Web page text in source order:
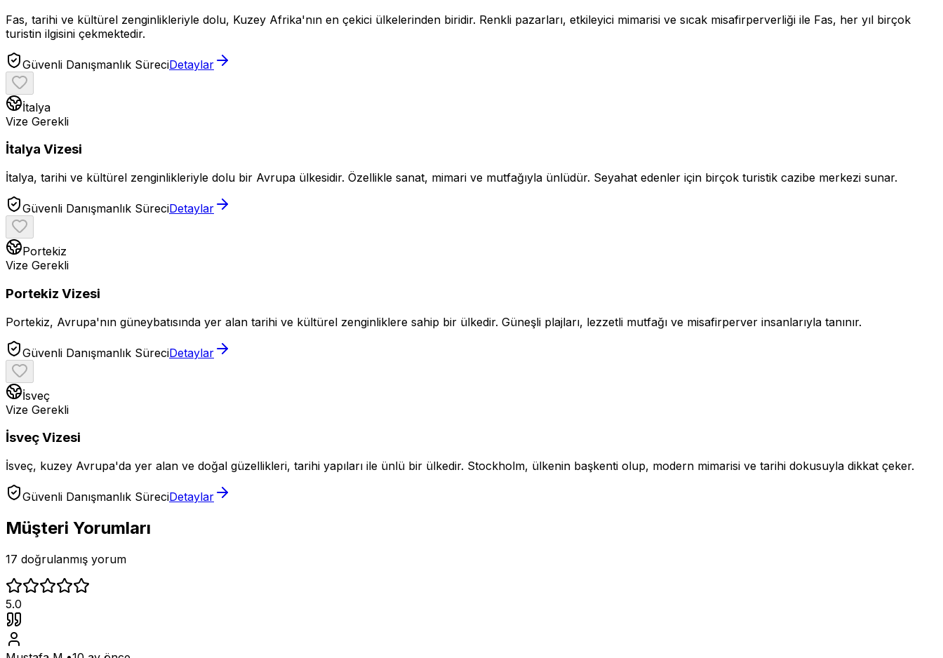
Fas, tarihi ve kültürel zenginlikleriyle dolu, Kuzey Afrika'nın en çekici ülkelerinden biridir. Renkli pazarları, etkileyici mimarisi ve sıcak misafirperverliği ile Fas, her yıl birçok
turistin ilgisini çekmektedir.
Güvenli Danışmanlık SüreciDetaylar
İtalya
Vize Gerekli
İtalya Vizesi
İtalya, tarihi ve kültürel zenginlikleriyle dolu bir Avrupa ülkesidir. Özellikle sanat, mimari ve mutfağıyla ünlüdür. Seyahat edenler için birçok turistik cazibe merkezi sunar.
Güvenli Danışmanlık SüreciDetaylar
Portekiz
Vize Gerekli
Portekiz Vizesi
Portekiz, Avrupa'nın güneybatısında yer alan tarihi ve kültürel zenginliklere sahip bir ülkedir. Güneşli plajları, lezzetli mutfağı ve misafirperver insanlarıyla tanınır.
Güvenli Danışmanlık SüreciDetaylar
İsveç
Vize Gerekli
İsveç Vizesi
İsveç, kuzey Avrupa'da yer alan ve doğal güzellikleri, tarihi yapıları ile ünlü bir ülkedir. Stockholm, ülkenin başkenti olup, modern mimarisi ve tarihi dokusuyla dikkat çeker.
Güvenli Danışmanlık SüreciDetaylar
Müşteri Yorumları
17 doğrulanmış yorum
5.0